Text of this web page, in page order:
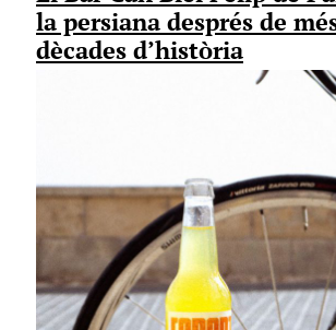
la persiana després de
dècades d’història